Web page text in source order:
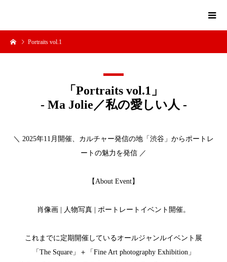
Portraits vol.1
「Portraits vol.1」
‐ Ma Jolie／私の愛しい人 ‐
＼ 2025年11月開催、カルチャー発信の地「渋谷」からポートレ
ートの魅力を発信 ／
【About Event】
肖像画 | 人物写真 | ポートレートイベント開催。
これまでに定期開催しているオールジャンルイベント展
「The Square」＋「Fine Art photography Exhibition」